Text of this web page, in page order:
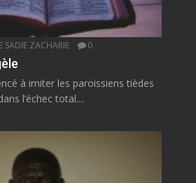
SADIE ZACHARIE 0
à imiter les paroissiens tièdes
l’échec total....